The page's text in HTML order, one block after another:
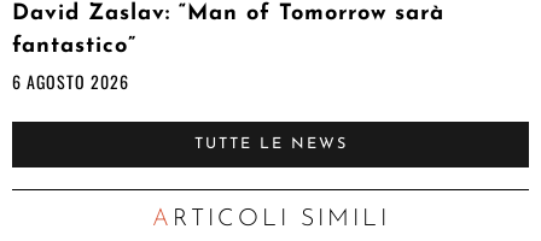
David Zaslav: “Man of Tomorrow sarà
fantastico”
6 AGOSTO 2026
TUTTE LE NEWS
ARTICOLI SIMILI